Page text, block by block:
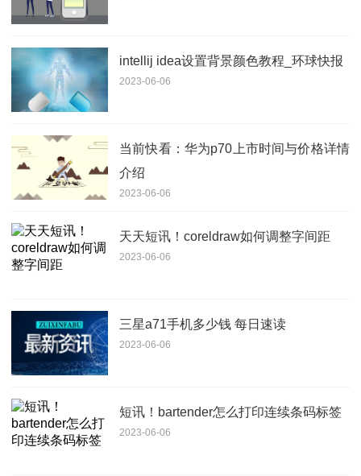
intellij idea设置背景颜色教程_环球快报
2023-06-06
当前快看：华为p70上市时间与价格详情
介绍
2023-06-06
天天短讯！coreldraw如何调整字间距
2023-06-06
三星a71手机多少钱 每日速读
2023-06-06
短讯！bartender怎么打印连续条码标签
2023-06-06